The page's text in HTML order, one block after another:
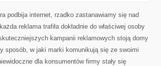
ROLA
W
REKLAMIE
podbija internet, rzadko zastanawiamy się nad
reklama trafiła dokładnie do właściwej osoby
kampanii reklamowych stoją domy
sposób, w jaki marki komunikują się ze swoimi
dla konsumentów firmy stały się